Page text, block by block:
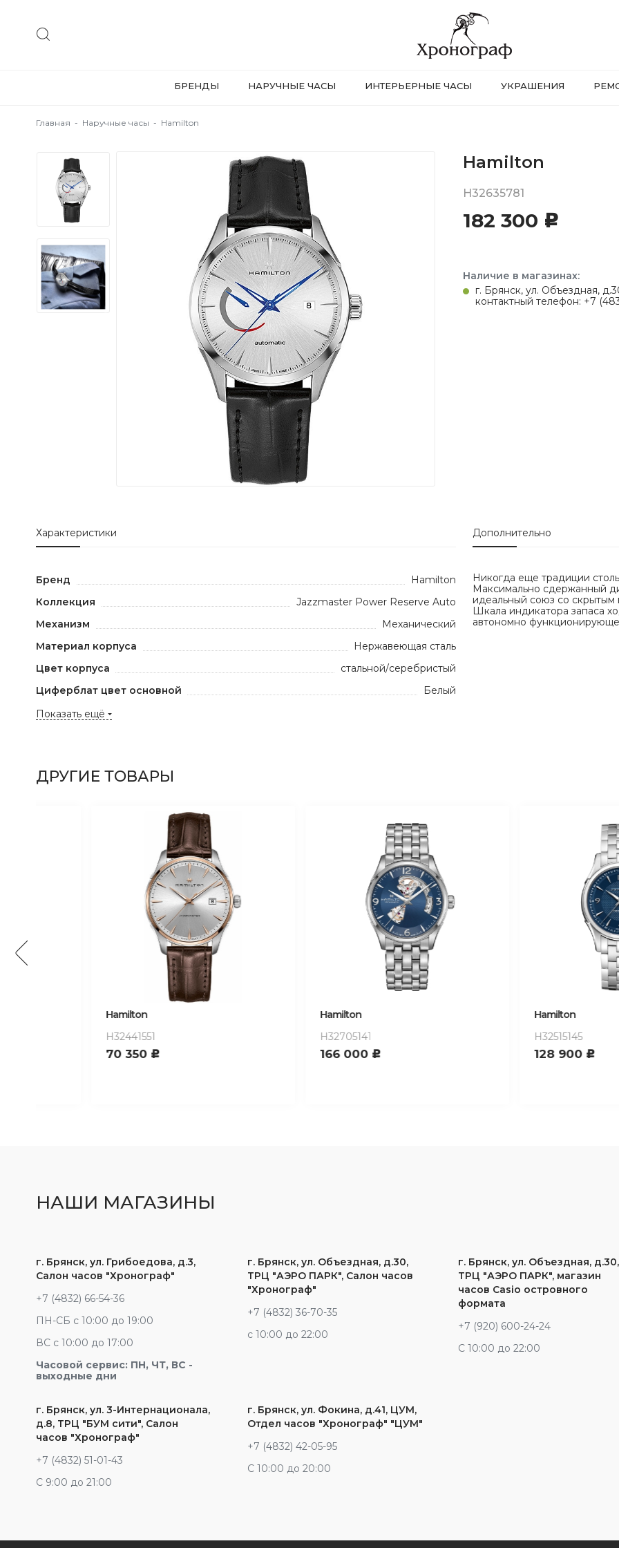
БРЕНДЫ НАРУЧНЫЕ ЧАСЫ ИНТЕРЬЕРНЫЕ ЧАСЫ УКРАШЕНИЯ
Главная - Наручные часы - Hamilton
Hamilton
H32635781
182 300 c
Наличие в магазинах:
г. Брянск, ул. Объездная,
контактный телефон: +7
Характеристики
Бренд
Hamilton
Коллекция
Jazzmaster Power Reserve Auto
Механизм
Механический
Материал корпуса
Нержавеющая сталь
Цвет корпуса
стальной/серебристый
Циферблат цвет основной
Белый
Показать ещё
Дополнительно
Никогда еще традиции
Максимально сдержанный
идеальный союз со
Шкала индикатора запаса
автономно
ДРУГИЕ ТОВАРЫ
c
H32705141
166 000c 128 900c
НАШИ МАГАЗИНЫ
г. Брянск, ул. Грибоедова, д.3,
Салон часов "Хронограф"
+7 (4832) 66-54-36
ПН-СБ с 10:00 до 19:00
ВС с 10:00 до 17:00
Часовой сервис: ПН, ЧТ, ВС -
выходные дни
г. Брянск, ул. Объездная, д.30,
ТРЦ "АЭРО ПАРК", Салон часов
"Хронограф"
+7 (4832) 36-70-35
c 10:00 до 22:00
г. Брянск, ул. Объездная, д.30,
ТРЦ "АЭРО ПАРК", магазин
часов Casio островного
формата
+7 (920) 600-24-24
С 10:00 до 22:00
г. Брянск, ул. 3-Интернационала,
д.8, ТРЦ "БУМ сити", Салон
часов "Хронограф"
+7 (4832) 51-01-43
С 9:00 до 21:00
г. Брянск, ул. Фокина, д.41, ЦУМ,
Отдел часов "Хронограф" "ЦУМ"
+7 (4832) 42-05-95
С 10:00 до 20:00